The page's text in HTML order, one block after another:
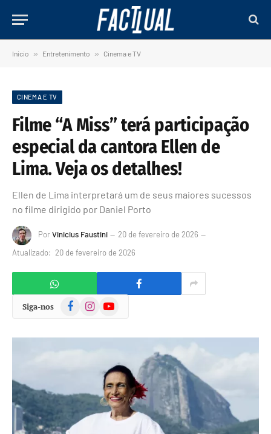
Início » Entretenimento » Cinema e TV
CINEMA E TV
Filme “A Miss” terá participação
especial da cantora Ellen de
Lima. Veja os detalhes!
Ellen de Lima interpretará um de seus maiores sucessos
no filme dirigido por Daniel Porto
PorVinicius Faustini
20 de fevereiro de 2026
Atualizado: 20 de fevereiro de 2026
Siga-nos FacebookInstagramYouTube